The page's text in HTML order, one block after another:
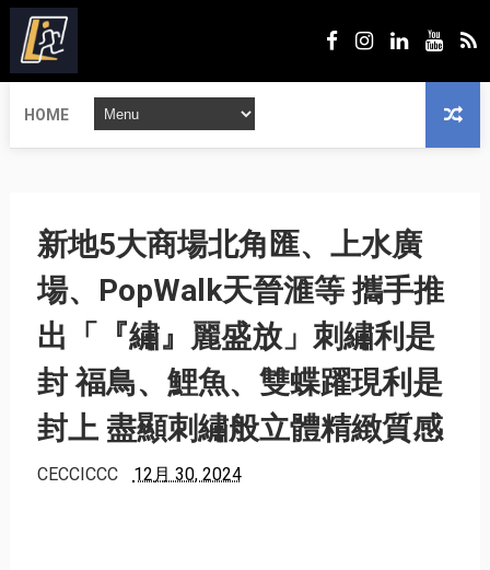
HOME
新地5大商場北角匯、上水廣
場、PopWalk天晉滙等 攜手推
出「『繡』麗盛放」刺繡利是
封 福鳥、鯉魚、雙蝶躍現利是
封上 盡顯刺繡般立體精緻質感
CECCICCC 12月 30, 2024